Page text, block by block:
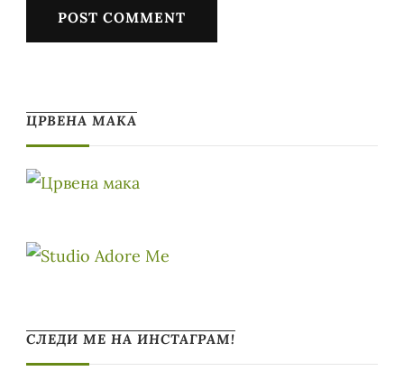
ЦРВЕНА МАКА
СЛЕДИ МЕ НА ИНСТАГРАМ!